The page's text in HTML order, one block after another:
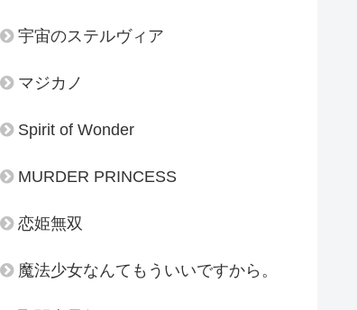
宇宙のステルヴィア
マジカノ
Spirit of Wonder
MURDER PRINCESS
恋姫無双
魔法少女なんてもういいですから。